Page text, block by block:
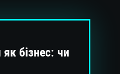
бізнес: чи